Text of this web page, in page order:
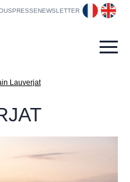
PRESSENEWSLETTER fr en
Lauverjat